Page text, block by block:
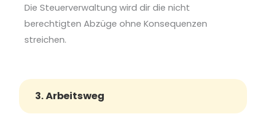
Die Steuerverwaltung wird dir die nicht
berechtigten Abzüge ohne Konsequenzen
streichen.
3. Arbeitsweg